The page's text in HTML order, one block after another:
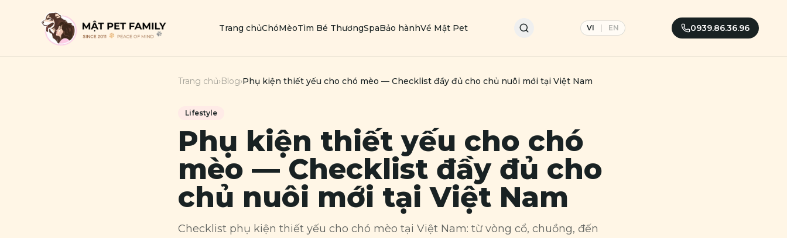
Trang chủChóMèoTìm Bé ThươngSpaBảo hànhVề Mật Pet VI EN 0939.86.36.96
Trang chủ›Blog›Phụ kiện thiết yếu cho chó mèo — Checklist đầy đủ cho chủ nuôi mới tại Việt Nam
Lifestyle
Phụ kiện thiết yếu cho chó
mèo — Checklist đầy đủ cho
chủ nuôi mới tại Việt Nam
Checklist phụ kiện thiết yếu cho chó mèo tại Việt Nam: từ vòng cổ, chuồng, đến